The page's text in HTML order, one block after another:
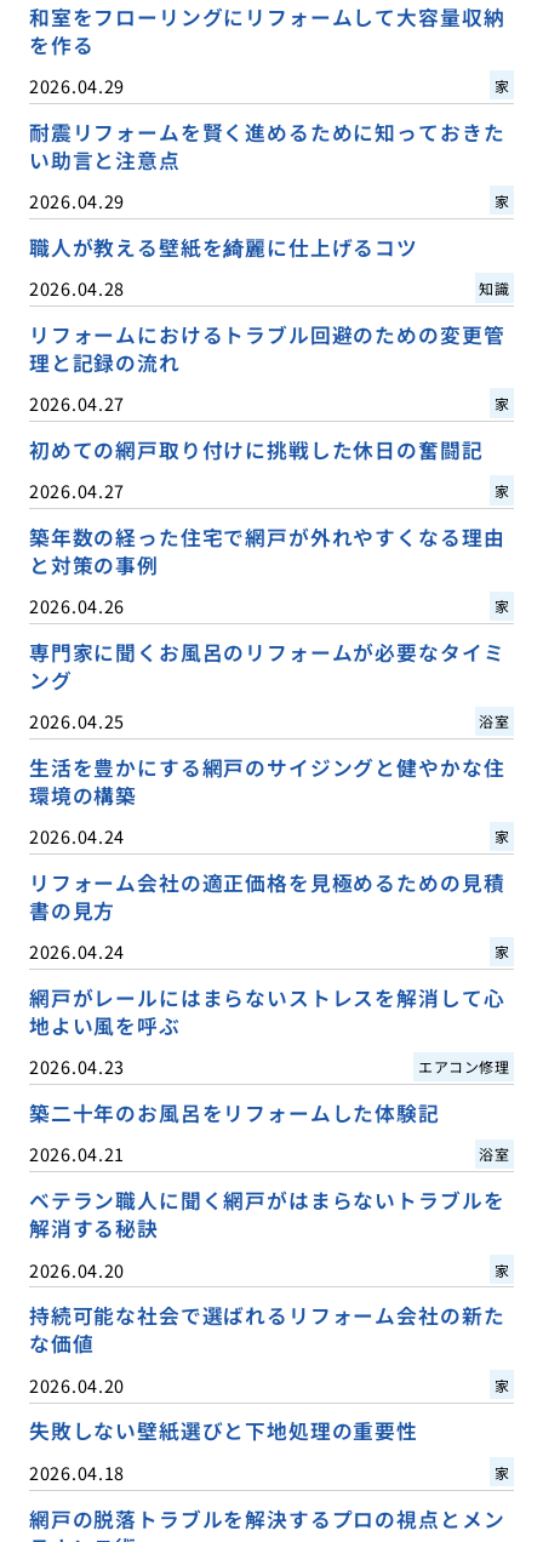
和室をフローリングにリフォームして大容量収納
を作る
2026.04.29 家
耐震リフォームを賢く進めるために知っておきた
い助言と注意点
2026.04.29 家
職人が教える壁紙を綺麗に仕上げるコツ
2026.04.28 知識
リフォームにおけるトラブル回避のための変更管
理と記録の流れ
2026.04.27 家
初めての網戸取り付けに挑戦した休日の奮闘記
2026.04.27 家
築年数の経った住宅で網戸が外れやすくなる理由
と対策の事例
2026.04.26 家
専門家に聞くお風呂のリフォームが必要なタイミ
ング
2026.04.25 浴室
生活を豊かにする網戸のサイジングと健やかな住
環境の構築
2026.04.24 家
リフォーム会社の適正価格を見極めるための見積
書の見方
2026.04.24 家
網戸がレールにはまらないストレスを解消して心
地よい風を呼ぶ
2026.04.23 エアコン修理
築二十年のお風呂をリフォームした体験記
2026.04.21 浴室
ベテラン職人に聞く網戸がはまらないトラブルを
解消する秘訣
2026.04.20 家
持続可能な社会で選ばれるリフォーム会社の新た
な価値
2026.04.20 家
失敗しない壁紙選びと下地処理の重要性
2026.04.18 家
網戸の脱落トラブルを解決するプロの視点とメン